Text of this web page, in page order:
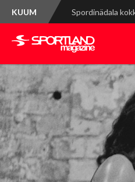
KUUM Mont-Blanc